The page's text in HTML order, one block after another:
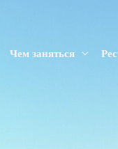
Чем заняться